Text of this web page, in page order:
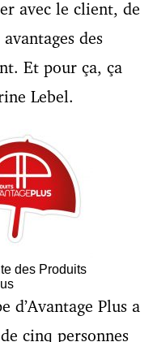
avec le client, de
des
Et pour ça, ça
Lebel.
des Produits
d’Avantage Plus a
cinq personnes